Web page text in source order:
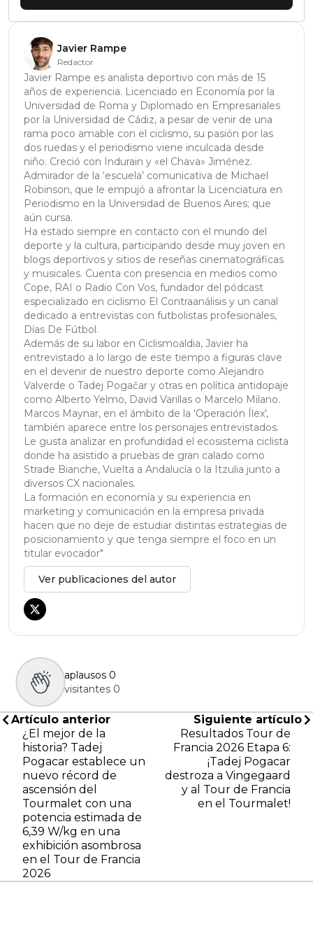
Javier Rampe
Redactor
Javier Rampe es analista deportivo con más de 15
años de experiencia. Licenciado en Economía por la
Universidad de Roma y Diplomado en Empresariales
por la Universidad de Cádiz, a pesar de venir de una
rama poco amable con el ciclismo, su pasión por las
dos ruedas y el periodismo viene inculcada desde
niño. Creció con Indurain y «el Chava» Jiménez.
Admirador de la ‘escuela’ comunicativa de Michael
Robinson, que le empujó a afrontar la Licenciatura en
Periodismo en la Universidad de Buenos Aires; que
aún cursa.
Ha estado siempre en contacto con el mundo del
deporte y la cultura, participando desde muy joven en
blogs deportivos y sitios de reseñas cinematográficas
y musicales. Cuenta con presencia en medios como
Cope, RAI o Radio Con Vos, fundador del pódcast
especializado en ciclismo El Contraanálisis y un canal
dedicado a entrevistas con futbolistas profesionales,
Días De Fútbol.
Además de su labor en Ciclismoaldia, Javier ha
entrevistado a lo largo de este tiempo a figuras clave
en el devenir de nuestro deporte como Alejandro
Valverde o Tadej Pogačar y otras en política antidopaje
como Alberto Yelmo, David Varillas o Marcelo Milano.
Marcos Maynar, en el ámbito de la 'Operación Ílex',
también aparece entre los personajes entrevistados.
Le gusta analizar en profundidad el ecosistema ciclista
donde ha asistido a pruebas de gran calado como
Strade Bianche, Vuelta a Andalucía o la Itzulia junto a
diversos CX nacionales.
La formación en economía y su experiencia en
marketing y comunicación en la empresa privada
hacen que no deje de estudiar distintas estrategias de
posicionamiento y que tenga siempre el foco en un
titular evocador"
Ver publicaciones del autor
aplausos 0
visitantes 0
Artículo anterior
¿El mejor de la
historia? Tadej
Pogacar establece un
nuevo récord de
ascensión del
Tourmalet con una
potencia estimada de
6,39 W/kg en una
exhibición asombrosa
en el Tour de Francia
2026
Siguiente artículo
Resultados Tour de
Francia 2026 Etapa 6:
¡Tadej Pogacar
destroza a Vingegaard
y al Tour de Francia
en el Tourmalet!